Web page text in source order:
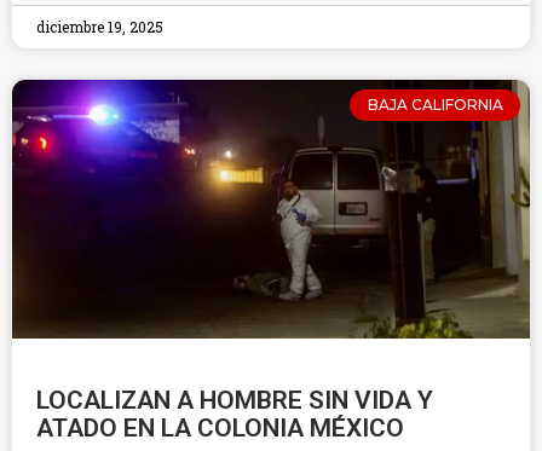
diciembre 19, 2025
BAJA CALIFORNIA
LOCALIZAN A HOMBRE SIN VIDA Y
ATADO EN LA COLONIA MÉXICO